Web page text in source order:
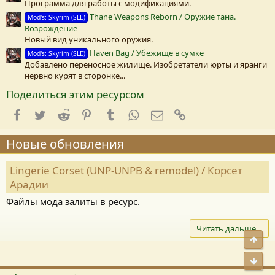
Программа для работы с модификациями.
Mod's: Skyrim (SLE) Thane Weapons Reborn / Оружие тана.
Возрождение
Новый вид уникального оружия.
Mod's: Skyrim (SLE) Haven Bag / Убежище в сумке
Добавлено переносное жилище. Изобретатели юрты и яранги
нервно курят в сторонке...
Поделиться этим ресурсом
Facebook
TwitterReddit PinterestTumblrWhatsApp
E-mail
Новые обновления
Lingerie Corset (UNP-UNPB & remodel) / Корсет
Арадии
Файлы мода залиты в ресурс.
Читать дальше…